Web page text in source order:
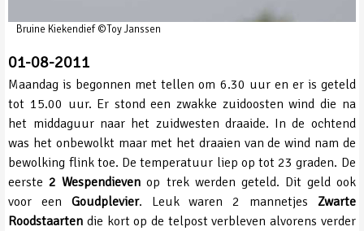
Bruine Kiekendief ©Toy Janssen
01-08-2011
Maandag is begonnen met tellen om 6.30 uur en er is geteld
tot 15.00 uur. Er stond een zwakke zuidoosten wind die na
het middaguur naar het zuidwesten draaide. In de ochtend
was het onbewolkt maar met het draaien van de wind nam de
bewolking flink toe. De temperatuur liep op tot 23 graden. De
eerste2 Wespendieven op trek werden geteld. Dit geld ook
voor een Goudplevier. Leuk waren 2 mannetjes Zwarte
Roodstaarten die kort op de telpost verbleven alvorens verder